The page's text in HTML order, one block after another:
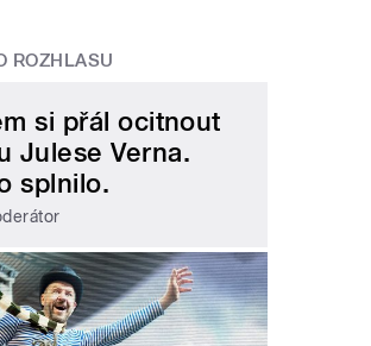
ROZHLASU
si přál ocitnout
Julese Verna.
splnilo.